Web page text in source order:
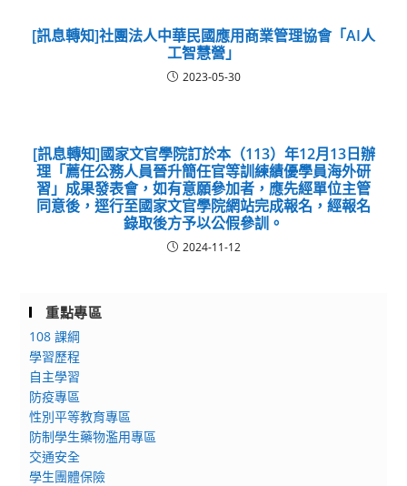
[訊息轉知]社團法人中華民國應用商業管理協會「AI人
工智慧營」
2023-05-30
[訊息轉知]國家文官學院訂於本（113）年12月13日辦
理「薦任公務人員晉升簡任官等訓練績優學員海外研
習」成果發表會，如有意願參加者，應先經單位主管
同意後，逕行至國家文官學院網站完成報名，經報名
錄取後方予以公假參訓。
2024-11-12
重點專區
108 課綱
學習歷程
自主學習
防疫專區
性別平等教育專區
防制學生藥物濫用專區
交通安全
學生團體保險